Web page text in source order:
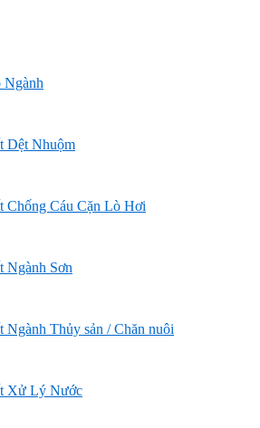
Ngành
Dệt Nhuộm
Chống Cáu Cặn Lò Hơi
Ngành Sơn
Ngành Thủy sản / Chăn nuôi
Xử Lý Nước